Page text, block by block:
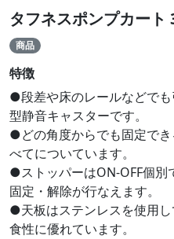
タフネスポンプカー
商品
特徴
●段差や床のレールなどで
型静音キャスターです。
●どの角度からでも固定で
べてについています。
●ストッパーはON-OFF個別
固定・解除が行なえます。
●天板はステンレスを使用
食性に優れています。